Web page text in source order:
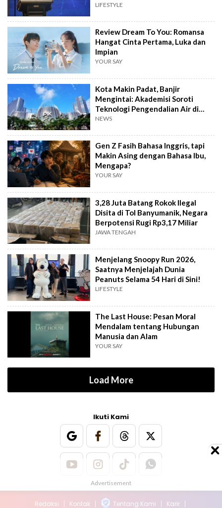
LIFESTYLE
Review Dream To You: Romansa
Hangat Cinta Pertama, Luka dan
Impian
YOUR SAY
Kota Makin Padat, Banjir
Mengintai: Akademisi Soroti
Teknologi Pengendalian Air di
PIK2
NEWS
Gen Z Fasih Bahasa Inggris, tapi
Makin Asing dengan Bahasa Ibu,
Mengapa?
YOUR SAY
3,28 Juta Batang Rokok Ilegal
Disita di Tol Banyumanik, Negara
Berpotensi Rugi Rp3,17 Miliar
JAWA TENGAH
Menjelang Snoopy Run 2026,
Saatnya Menjelajah Dunia
Peanuts Selama 54 Hari di Sini!
LIFESTYLE
The Last House: Pesan Moral
Mendalam tentang Hubungan
Manusia dan Alam
YOUR SAY
Load More
Ikuti Kami
Redaksi Kontak Tentang Kami Karir